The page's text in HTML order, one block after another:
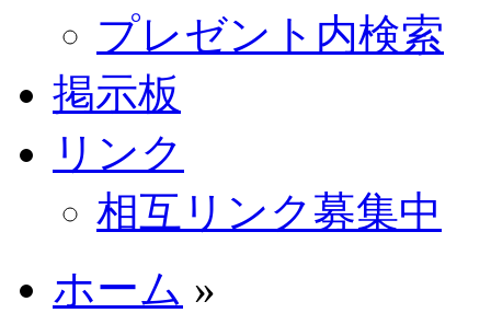
プレゼント内検索
掲示板
リンク
相互リンク募集中
ホーム »